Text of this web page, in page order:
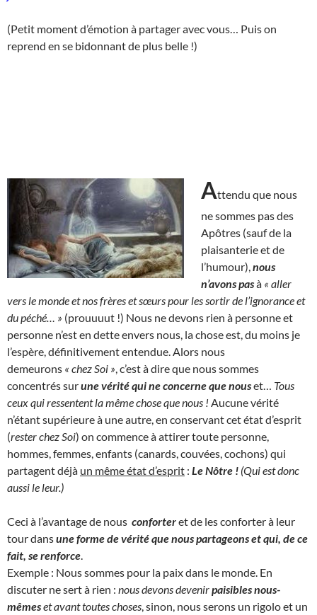
(Petit moment d’émotion à partager avec vous… Puis on
reprend en se bidonnant de plus belle !)
Attendu que nous
ne sommes pas des
Apôtres (sauf de la
plaisanterie et de
l’humour), nous
n’avons pasà « aller
vers le monde et nos frères et sœurs pour les sortir de l’ignorance et
du péché… » (prouuuut !) Nous ne devons rien à personne et
personne n’est en dette envers nous, la chose est, du moins je
l’espère, définitivement entendue. Alors nous
demeurons « chez Soi » , c’est à dire que nous sommes
concentrés surune vérité qui ne concerne que nouset… Tous
ceux qui ressentent la même chose que nous ! Aucune vérité
n’étant supérieure à une autre, en conservant cet état d’esprit
(rester chez Soi) on commence à attirer toute personne,
hommes, femmes, enfants (canards, couvées, cochons) qui
partagent déjà un même état d’esprit : Le Nôtre ! (Qui est donc
aussi le leur.)
Ceci à l’avantage de nous conforteret de les conforter à leur
tour dansune forme de vérité que nous partageons et qui, de ce
fait, se renforce
Exemple : Nous sommes pour la paix dans le monde. En
discuter ne sert à rien : nous devons devenirpaisibles nous-
mêmeset avant toutes choses , sinon, nous serons un rigolo et un